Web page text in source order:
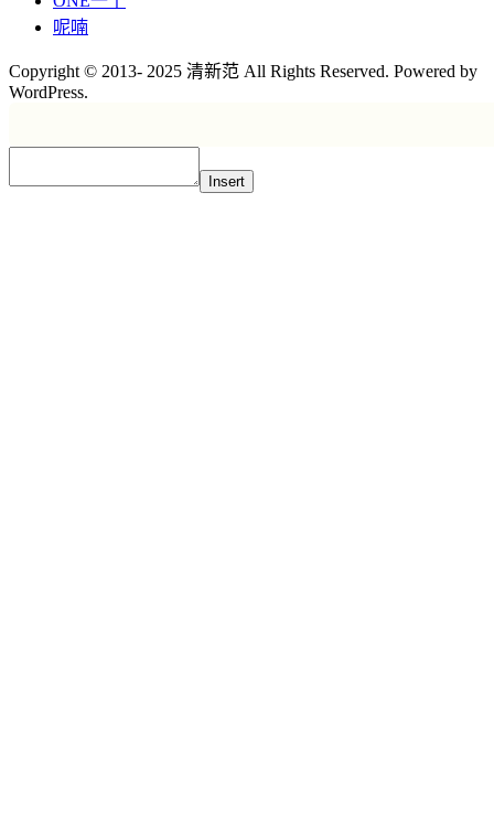
呢喃
Copyright © 2013- 2025 清新范 All Rights Reserved. Powered by
WordPress.
Insert